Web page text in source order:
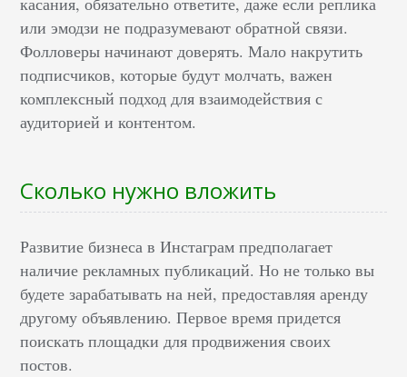
или эмодзи не подразумевают обратной связи.
Фолловеры начинают доверять. Мало накрутить
подписчиков, которые будут молчать, важен
комплексный подход для взаимодействия с
аудиторией и контентом.
Сколько нужно вложить
Развитие бизнеса в Инстаграм предполагает
наличие рекламных публикаций. Но не только вы
будете зарабатывать на ней, предоставляя аренду
другому объявлению. Первое время придется
поискать площадки для продвижения своих
постов.